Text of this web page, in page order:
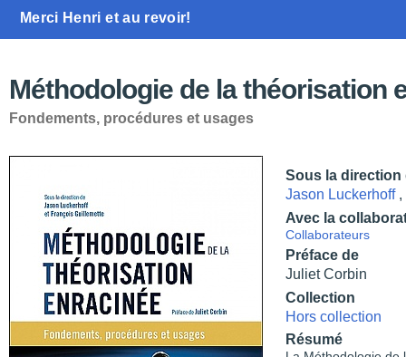
Merci Henri et au revoir!
Méthodologie de la théorisation
Fondements, procédures et usages
Sous la direction
Jason Luckerhoff,
Avec la
Collaborateurs
Préface de
Juliet Corbin
Collection
Hors collection
Résumé